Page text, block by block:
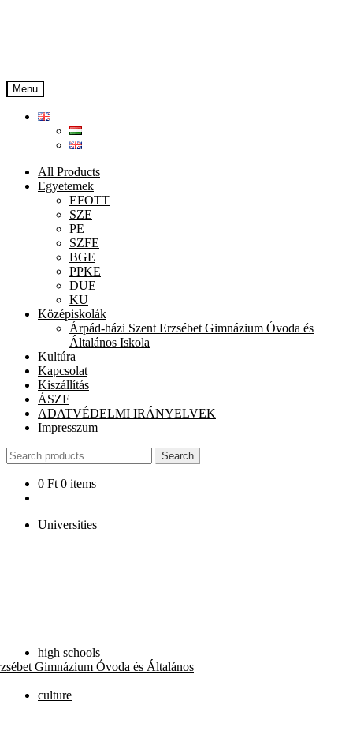
Menu
All Products
Egyetemek
EFOTT
SZE
PE
SZFE
BGE
PPKE
DUE
KU
Középiskolák
Árpád-házi Szent Erzsébet Gimnázium Óvoda és
Általános Iskola
Kultúra
Kapcsolat
Kiszállítás
ÁSZF
ADATVÉDELMI IRÁNYELVEK
Impresszum
Search
for:
Search
0 Ft 0 items
Universities
high schools
Gimnázium Óvoda és Általános
culture